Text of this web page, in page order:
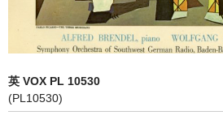
古楽曲
CD&BOOK
PICK UP
英 VOX PL 10530
(PL10530)